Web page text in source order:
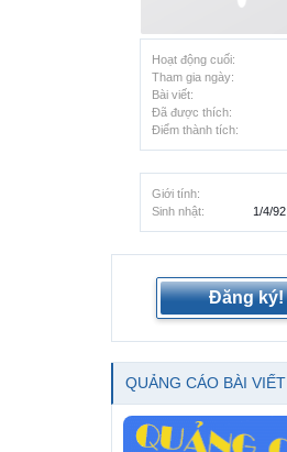
Hoạt động cuối:
Tham gia ngày:
Bài viết:
Đã được thích:
Điểm thành tích:
Giới tính:
Sinh nhật:
1/4/92
Đăng ký!
QUẢNG CÁO BÀI VIẾT